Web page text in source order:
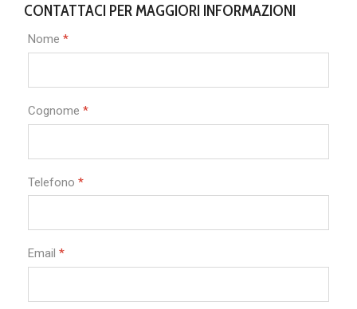
CONTATTACI PER MAGGIORI INFORMAZIONI
Nome *
Cognome *
Telefono *
Email *